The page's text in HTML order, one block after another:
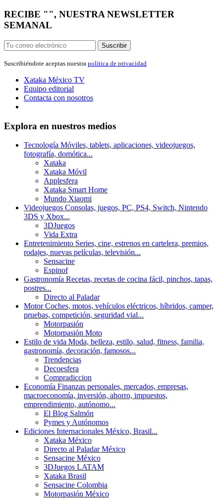
RECIBE "", NUESTRA NEWSLETTER
SEMANAL
Suscribir
Suscribiéndote aceptas nuestra política de privacidad
Xataka México TV
Equipo editorial
Contacta con nosotros
Explora en nuestros medios
Tecnología Móviles, tablets, aplicaciones, videojuegos,
fotografía, domótica...
Xataka
Xataka Móvil
Applesfera
Xataka Smart Home
Mundo Xiaomi
Videojuegos Consolas, juegos, PC, PS4, Switch, Nintendo
3DS y Xbox...
3DJuegos
Vida Extra
Entretenimiento Series, cine, estrenos en cartelera, premios,
rodajes, nuevas películas, televisión...
Sensacine
Espinof
Gastronomía Recetas, recetas de cocina fácil, pinchos, tapas,
postres...
Directo al Paladar
MotorCoches, motos, vehículos eléctricos, híbridos, camper,
pruebas, competición, seguridad vial...
Motorpasión
Motorpasión Moto
Estilo de vida Moda, belleza, estilo, salud, fitness, familia,
gastronomía, decoración, famosos...
Trendencias
Decoesfera
Compradiccion
Economía Finanzas personales, mercados, empresas,
macroeconomía, inversión, ahorro, impuestos,
emprendimiento, autónomo...
El Blog Salmón
Pymes y Autónomos
Ediciones Internacionales México, Brasil...
Xataka México
Directo al Paladar México
Sensacine México
3DJuegos LATAM
Xataka Brasil
Sensacine Colombia
Motorpasión México